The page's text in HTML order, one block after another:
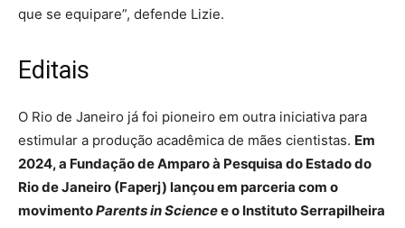
que se equipare”, defende Lizie.
Editais
O Rio de Janeiro já foi pioneiro em outra iniciativa para
estimular a produção acadêmica de mães cientistas. Em
2024, a Fundação de Amparo à Pesquisa do Estado do
Rio de Janeiro (Faperj) lançou em parceria com o
movimentoParents in Sciencee o Instituto Serrapilheira